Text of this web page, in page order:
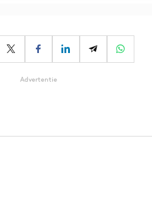
Advertentie